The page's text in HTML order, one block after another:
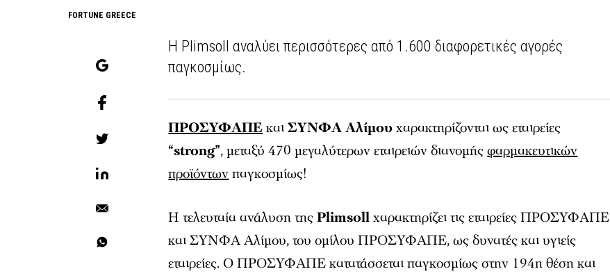
FORTUNE GREECE
Η Plimsoll αναλύει περισσότερες από 1.600 διαφορετικές αγορές
παγκοσμίως.
ΠΡΟΣΥΦΑΠΕκαιΣΥΝΦΑ Αλίμουχαρακτηρίζονται ως εταιρείες
“strong”, μεταξύ 470 μεγαλύτερων εταιρειών διανομήςφαρμακευτικών
προϊόντωνπαγκοσμίως!
Η τελευταία ανάλυση τηςPlimsollχαρακτηρίζει τις εταιρείες ΠΡΟΣΥΦΑΠΕ
και ΣΥΝΦΑ Αλίμου, του ομίλου ΠΡΟΣΥΦΑΠΕ, ως δυνατές και υγιείς
εταιρείες. Ο ΠΡΟΣΥΦΑΠΕ κατατάσσεται παγκοσμίως στην 194η θέση και